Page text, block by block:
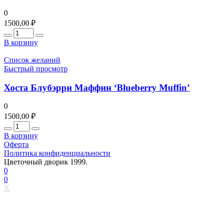
0
1500,00 ₽
Количество
В корзину
Список желаний
Быстрый просмотр
Хоста Блубэрри Маффин ‘Blueberry Muffin’
0
1500,00 ₽
Количество
В корзину
Оферта
Политика конфиденциальности
Цветочный дворик 1999.
0
0
X